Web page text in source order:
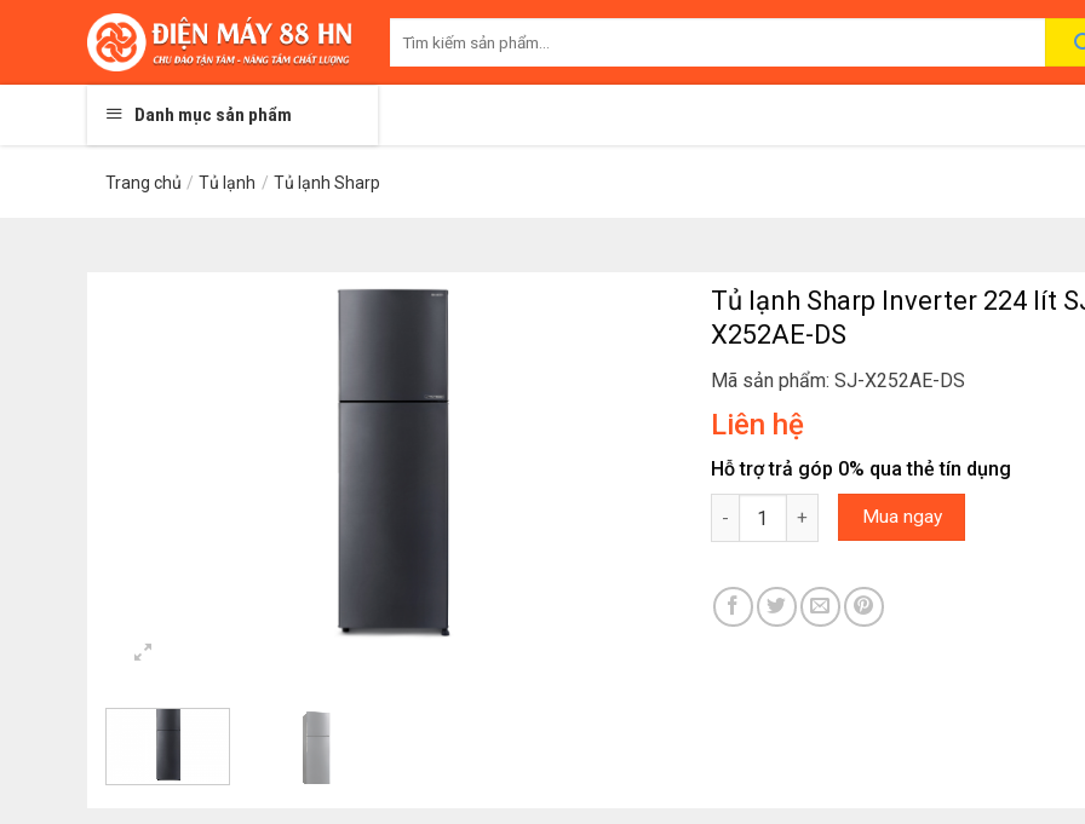
kiếm:
Danh mục sản phẩm
Trang chủ / Tủ lạnh / Tủ lạnh Sharp
Tủ lạnh Sharp Inverter 224 lít
X252AE-DS
Mã sản phẩm: SJ-X252AE-DS
Liên hệ
Hỗ trợ trả góp 0% qua thẻ tín dụng
Tủ lạnh Sharp Inverter 224 lít SJ-X252AE-DS
Mua ngay